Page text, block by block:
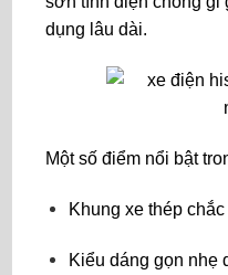
dụng lâu dài.
Một số điểm nổi bật
Khung xe thép
Kiểu dáng gọn nhẹ